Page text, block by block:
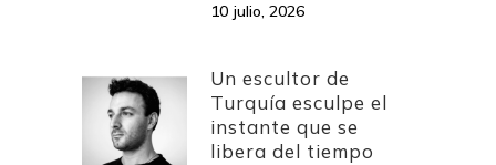
10 julio, 2026
Un escultor de
Turquía esculpe el
instante que se
libera del tiempo